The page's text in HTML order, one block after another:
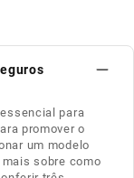
para
promover o
um modelo
sobre como